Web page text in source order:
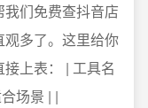
们免费查抖音店
多了。这里给你
上表： | 工具名
场景 | |